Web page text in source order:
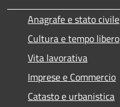
Anagrafe e stato civile
Cultura e tempo libero
Vita lavorativa
Imprese e Commercio
Catasto e urbanistica